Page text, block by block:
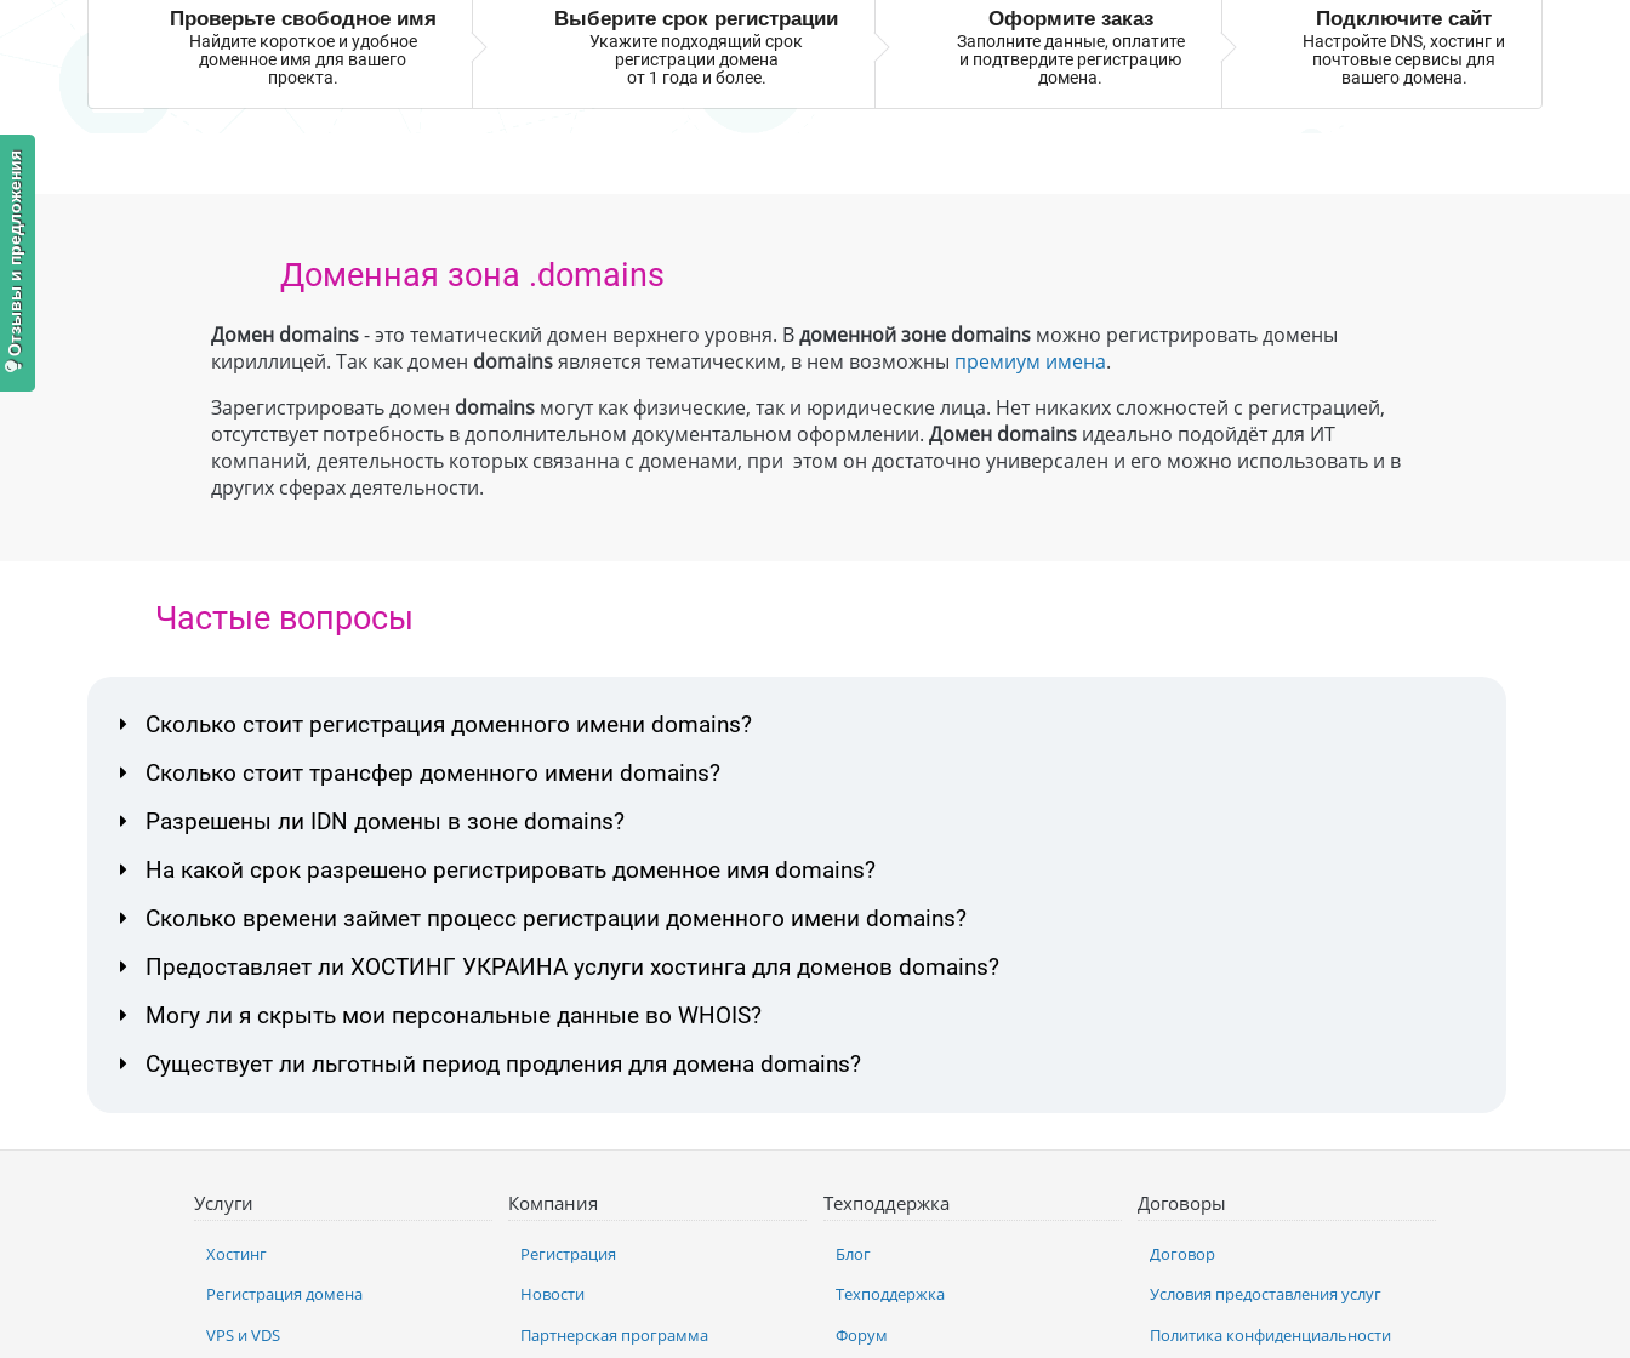
Проверьте свободное имя
Найдите короткое и удобное
доменное имя для вашего
проекта.
Выберите срок регистрации
Укажите подходящий срок
регистрации домена
от 1 года и более.
Оформите заказ
Заполните данные, оплатите
и подтвердите регистрацию
домена.
Подключите сайт
Настройте DNS, хостинг и
почтовые сервисы для
вашего домена.
Доменная зона .domains
Домен domains- это тематический домен верхнего уровня. Вдоменной зоне domains можно регистрировать домены
кириллицей. Так как домен domainsявляется тематическим, в нем возможны премиум имена.
Зарегистрировать домен domains могут как физические, так и юридические лица. Нет никаких сложностей с регистрацией,
отсутствует потребность в дополнительном документальном оформлении.Домен domains идеально подойдёт для ИТ
компаний, деятельность которых связанна с доменами, при этом он достаточно универсален и его можно использовать и в
других сферах деятельности.
Частые вопросы
Сколько стоит регистрация доменного имени domains?
Сколько стоит трансфер доменного имени domains?
Разрешены ли IDN домены в зоне domains?
На какой срок разрешено регистрировать доменное имя domains?
Сколько времени займет процесс регистрации доменного имени domains?
Предоставляет ли ХОСТИНГ УКРАИНА услуги хостинга для доменов domains?
Могу ли я скрыть мои персональные данные во WHOIS?
Существует ли льготный период продления для домена domains?
Услуги
Хостинг
Регистрация домена
VPS и VDS
Компания
Регистрация
Новости
Партнерская программа
Техподдержка
Блог
Техподдержка
Форум
Договоры
Договор
Условия предоставления услуг
Политика конфиденциальности
Отзывы и предложения